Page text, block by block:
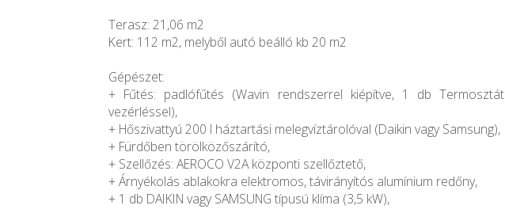
Terasz: 21,06 m2
Kert: 112 m2, melyből autó beálló kb 20 m2
Gépészet:
+ Fűtés: padlófűtés (Wavin rendszerrel kiépítve, 1 db Termosztát
vezérléssel),
+ Hőszivattyú 200 l háztartási melegvíztárolóval (Daikin vagy Samsung),
+ Fürdőben törölközőszárító,
+ Szellőzés: AEROCO V2A központi szellőztető,
+ Árnyékolás ablakokra elektromos, távirányítós alumínium redőny,
+ 1 db DAIKIN vagy SAMSUNG típusú klíma (3,5 kW),